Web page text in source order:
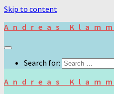
Skip to content
Andreas Klamm
Search for:
Andreas Klamm